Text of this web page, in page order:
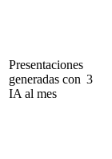
Presentaciones
generadas con
IA al mes
3